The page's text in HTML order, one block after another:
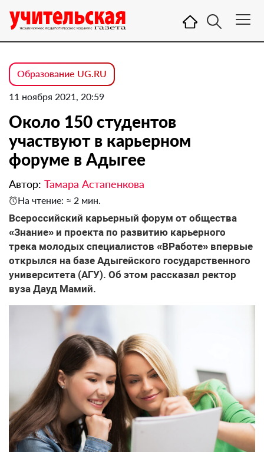
Образование UG.RU
11 ноября 2021, 20:59
Около 150 студентов
участвуют в карьерном
форуме в Адыгее
Автор: Тамара Астапенкова
На чтение: ≈ 2 мин.
Всероссийский карьерный форум от общества
«Знание» и проекта по развитию карьерного
трека молодых специалистов «ВРаботе» впервые
открылся на базе Адыгейского государственного
университета (АГУ). Об этом рассказал ректор
вуза Дауд Мамий.